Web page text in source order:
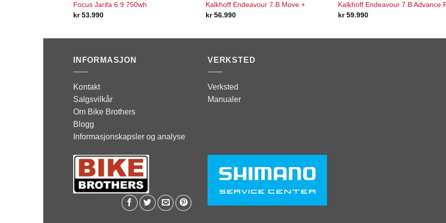
Focus Jarifa 6.9 750wh
kr53.990
Kalkhoff Endeavour 7.B Move +
kr56.990
Kalkhoff Endeavour 7.B Advance
kr59.990
INFORMASJON
Kontakt
Salgsvilkår
Om Bike Brothers
Blogg
Informasjonskapsler og analyse
VERKSTED
Verksted
Manualer